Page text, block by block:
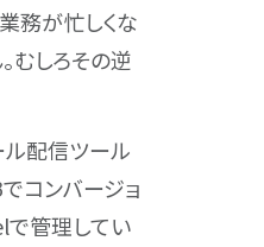
務が忙しくな
むしろその逆
ル配信ツール
コンバージョ
で管理してい